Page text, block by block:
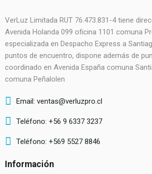
VerLuz Limitada RUT 76.473.831-4 tiene
Avenida Holanda 099 oficina 1101 comuna
especializada en Despacho Express a
puntos de encuentro, dispone además de
coordinado en Avenida España comuna
comuna Peñalolen
Email: ventas@verluzpro.cl
Teléfono: +56 9 6337 3237
Teléfono: +569 5527 8846
Información